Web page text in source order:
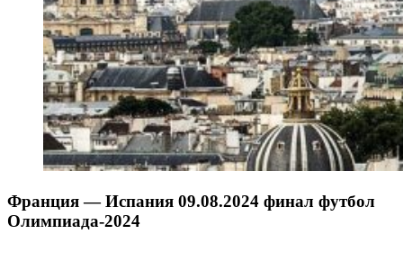
Франция — Испания 09.08.2024 финал футбол
Олимпиада-2024